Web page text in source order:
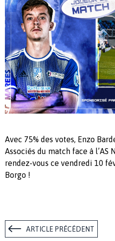
Avec 75% des votes, Enzo
Associés du match face à
rendez-vous ce vendredi 10
Borgo !
ARTICLE PRÉCÉDENT